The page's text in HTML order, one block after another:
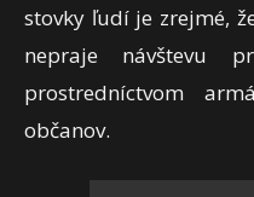
stovky ľudí je zrejmé,
nepraje návštevu
prostredníctvom
občanov.